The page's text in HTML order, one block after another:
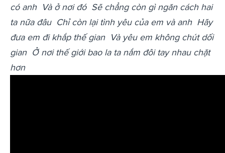
có anh Và ở nơi đó Sẽ chẳng còn gì ngăn cách hai
ta nữa đâu Chỉ còn lại tình yêu của em và anh Hãy
đưa em đi khắp thế gian Và yêu em không chút dối
gian Ở nơi thế giới bao la ta nắm đôi tay nhau chặt
hơn